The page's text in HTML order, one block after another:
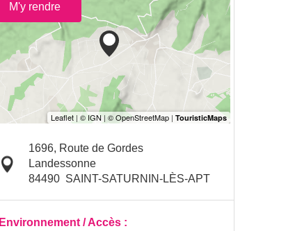
M'y rendre
1696, Route de Gordes
Landessonne
84490 SAINT-SATURNIN-LÈS-APT
Environnement / Accès :